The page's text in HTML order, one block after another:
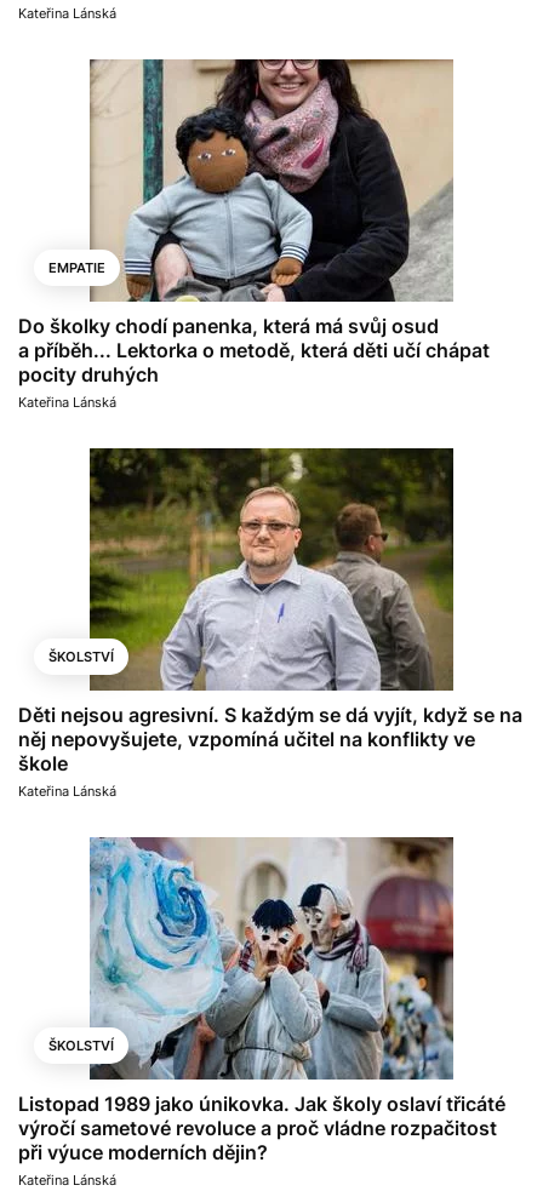
Kateřina Lánská
EMPATIE
Do školky chodí panenka, která má svůj osud
a příběh... Lektorka o metodě, která děti učí chápat
pocity druhých
Kateřina Lánská
ŠKOLSTVÍ
Děti nejsou agresivní. S každým se dá vyjít, když se na
něj nepovyšujete, vzpomíná učitel na konflikty ve
škole
Kateřina Lánská
ŠKOLSTVÍ
Listopad 1989 jako únikovka. Jak školy oslaví třicáté
výročí sametové revoluce a proč vládne rozpačitost
při výuce moderních dějin?
Kateřina Lánská